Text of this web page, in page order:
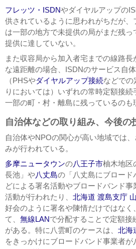
フレッツ・ISDNやダイヤルアップの
供されているように思われがちだが、
は一部の地方で未提供の局がまだ残
提供に達していない。
また収容局から加入者宅までの線路長
な遠距離の場合、ISDNのサービス自
（PHSやダイヤルアップ接続などでの
りにおいては）いずれの常時定額接
一部の町・村・離島に残っているのも
自治体などの取り組み、今後の
自治体やNPOの関心が高い地域では
みが行われている。
多摩ニュータウンの八王子市柚木地区
長池」や八丈島の「八丈島にブロード
どによる署名活動やブロードバンド事
活動が行われたり、 北海道 渡島支庁
好会のように署名や陳情だけではなく
て、 無線LANで分配することで定額接
がある。特に八雲町のケースは、 北海
をきっかけにブロードバンド事業者